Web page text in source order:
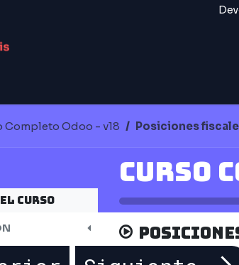
Completo Odoo - v18 Posiciones
curso